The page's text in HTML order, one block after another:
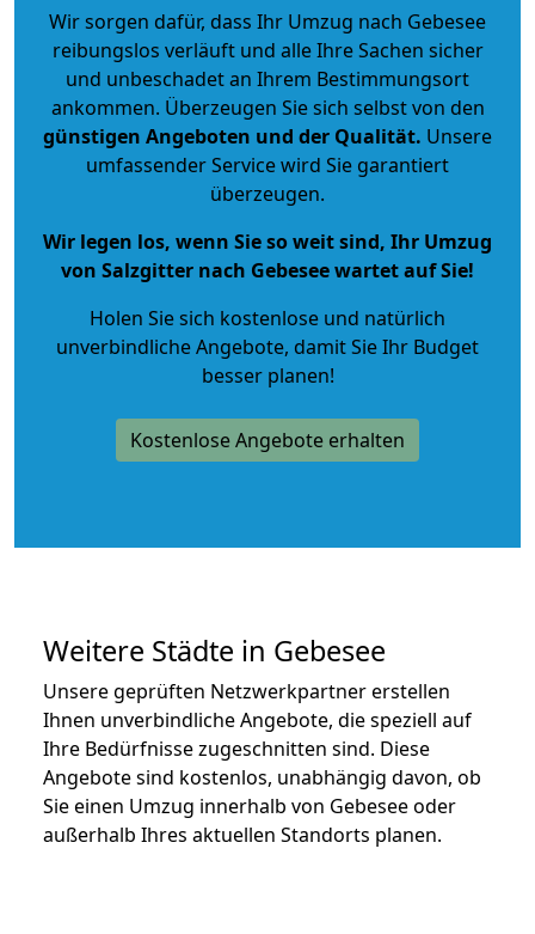
Wir sorgen dafür, dass Ihr Umzug nach Gebesee
reibungslos verläuft und alle Ihre Sachen sicher
und unbeschadet an Ihrem Bestimmungsort
ankommen. Überzeugen Sie sich selbst von den
günstigen Angeboten und der Qualität. Unsere
umfassender Service wird Sie garantiert
überzeugen.
Wir legen los, wenn Sie so weit sind, Ihr Umzug
von Salzgitter nach Gebesee wartet auf Sie!
Holen Sie sich kostenlose und natürlich
unverbindliche Angebote, damit Sie Ihr Budget
besser planen!
Kostenlose Angebote erhalten
Weitere Städte in Gebesee
Unsere geprüften Netzwerkpartner erstellen
Ihnen unverbindliche Angebote, die speziell auf
Ihre Bedürfnisse zugeschnitten sind. Diese
Angebote sind kostenlos, unabhängig davon, ob
Sie einen Umzug innerhalb von Gebesee oder
außerhalb Ihres aktuellen Standorts planen.